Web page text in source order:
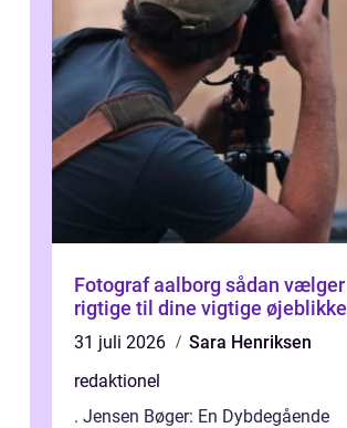
Fotograf aalborg sådan vælger du den
rigtige til dine vigtige øjeblikke
31 juli 2026
Sara Henriksen
redaktionel
. Jensen Bøger: En Dybdegående